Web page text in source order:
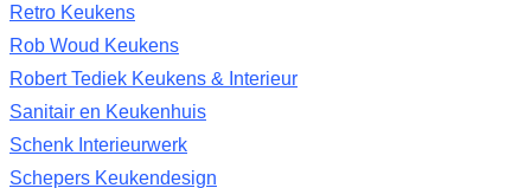
Retro Keukens
Rob Woud Keukens
Robert Tediek Keukens & Interieur
Sanitair en Keukenhuis
Schenk Interieurwerk
Schepers Keukendesign